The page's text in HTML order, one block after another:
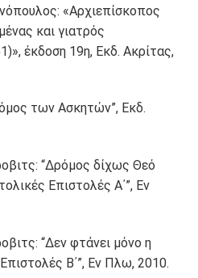
«Αρχιεπίσκοπος
και γιατρός
έκδοση 19η, Εκδ. Ακρίτας,
των Ασκητών”, Εκδ.
“Δρόμος δίχως Θεό
Επιστολές Α΄”, Εν
“Δεν φτάνει μόνο η
Β΄”, Εν Πλω, 2010.